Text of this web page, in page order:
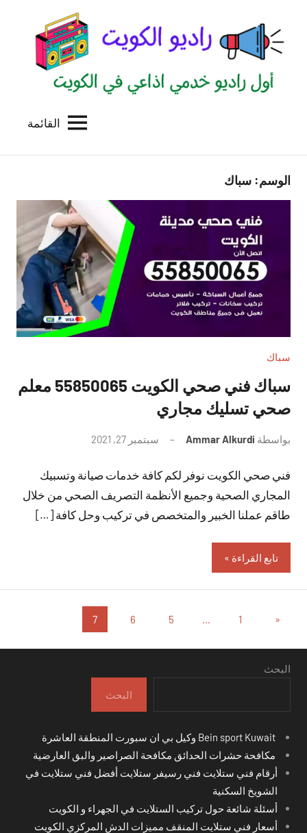
المحتوى
الكويت
للاعلانات
القائمة
الوسم: سباك
سباك
سباك فني صحي الكويت 55850065 معلم
صحي تسليك مجاري
بواسطة Ammar Alkurdi سبتمبر 27, 2021
تعليقات
فني صحي الكويت نوفر لكم كافة خدمات صيانة وتسبيك
المجاري الصحية وجميع الأنظمة التصريف الصحي من خلال
طاقم عملنا الخبير والمتخصص في تركيب وحل كافة […]
تابع القراءة
تعدد
صفحات
المقالات
« المقالات
1
…
5
6
7
البحث
البحث
مكافحة حشرات الحدائق مكافحة الصراصير والبق العارضية
أرقام فني ستلايت فني رسيفر ستلايت أفضل فني ستلايت في
الشويخ السكنية
أسئلة شائعة حول تركيب الستلايت في الجهراء و الكويت
أسعار فني ستلايت المنقف مميزات الدش المركزي الكويت